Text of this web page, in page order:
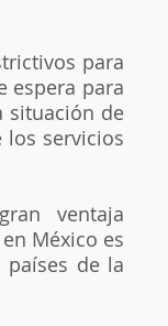
para
espera para
situación de
los servicios
ventaja
México es
de la